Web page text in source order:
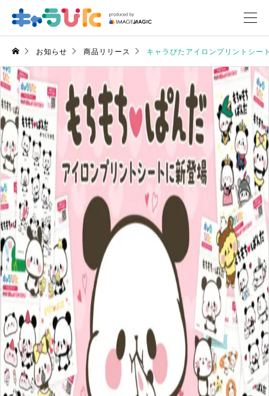
お知らせ 商品リリース キャラぴたアイロンプリントシー